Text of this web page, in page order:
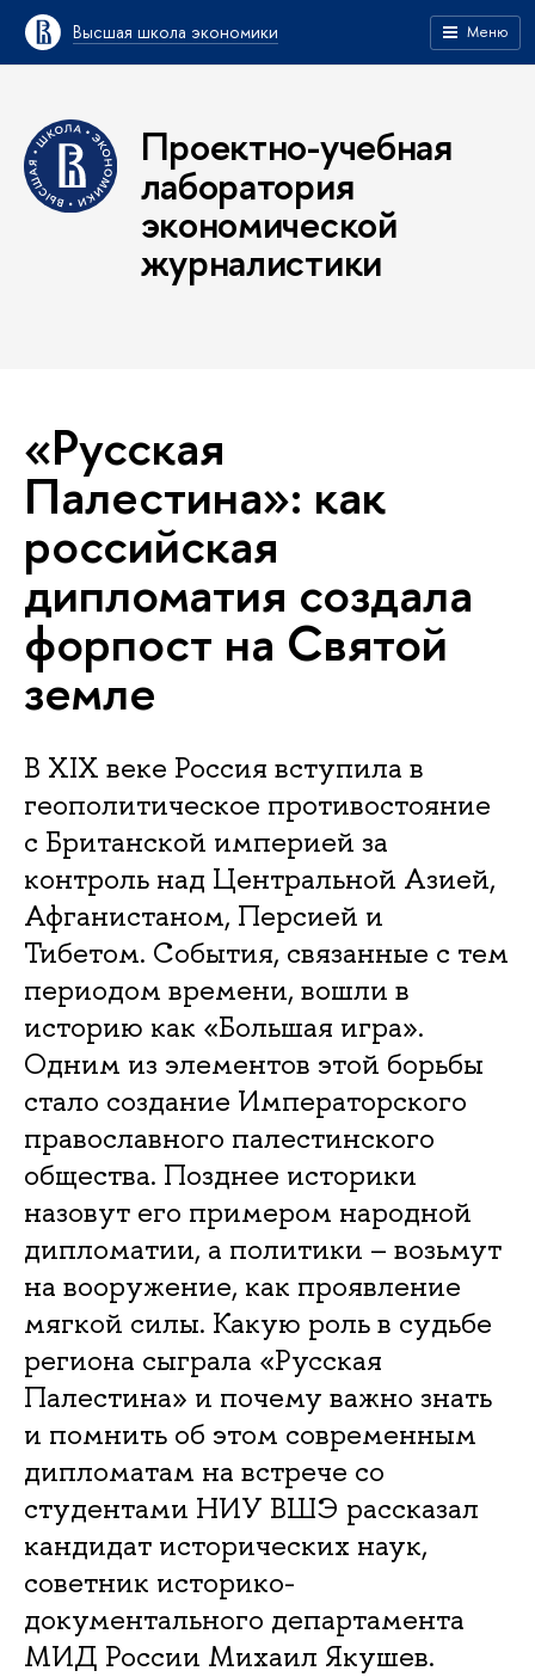
Высшая школа экономики Меню
Проектно-учебная
лаборатория
экономической
журналистики
«Русская
Палестина»: как
российская
дипломатия создала
форпост на Святой
земле
В XIX веке Россия вступила в
геополитическое противостояние
с Британской империей за
контроль над Центральной Азией,
Афганистаном, Персией и
Тибетом. События, связанные с тем
периодом времени, вошли в
историю как «Большая игра».
Одним из элементов этой борьбы
стало создание Императорского
православного палестинского
общества. Позднее историки
назовут его примером народной
дипломатии, а политики – возьмут
на вооружение, как проявление
мягкой силы. Какую роль в судьбе
региона сыграла «Русская
Палестина» и почему важно знать
и помнить об этом современным
дипломатам на встрече со
студентами НИУ ВШЭ рассказал
кандидат исторических наук,
советник историко-
документального департамента
МИД России Михаил Якушев.